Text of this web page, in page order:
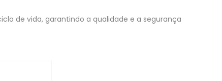
de vida, garantindo a qualidade e a segurança